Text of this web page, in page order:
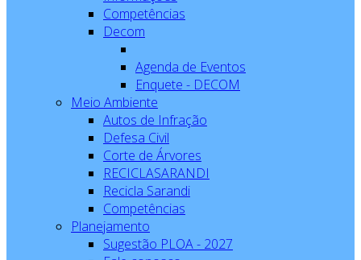
Competências
Decom
Agenda de Eventos
Enquete - DECOM
Meio Ambiente
Autos de Infração
Defesa Civil
Corte de Árvores
RECICLASARANDI
Recicla Sarandi
Competências
Planejamento
Sugestão PLOA - 2027